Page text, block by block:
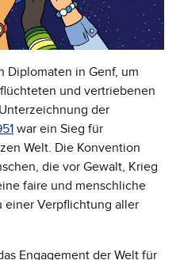
Diplomaten in Genf, um
und vertriebenen
der
war ein Sieg für
Welt. Die Konvention
die vor Gewalt, Krieg
faire und menschliche
einer Verpflichtung aller
Engagement der Welt für